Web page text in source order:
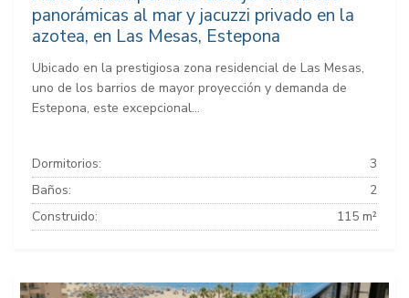
panorámicas al mar y jacuzzi privado en la
azotea, en Las Mesas, Estepona
Ubicado en la prestigiosa zona residencial de Las Mesas,
uno de los barrios de mayor proyección y demanda de
Estepona, este excepcional...
Dormitorios:
3
Baños:
2
Construido:
115 m²